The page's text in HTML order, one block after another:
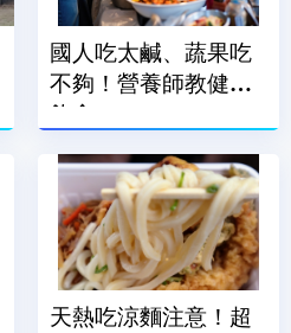
國人吃太鹹、蔬果吃
不夠！營養師教健康
飲食
天熱吃涼麵注意！超